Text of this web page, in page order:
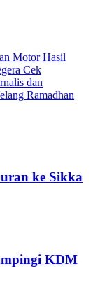
Motor Hasil
Cek
dan
Ramadhan
ke Sikka
KDM